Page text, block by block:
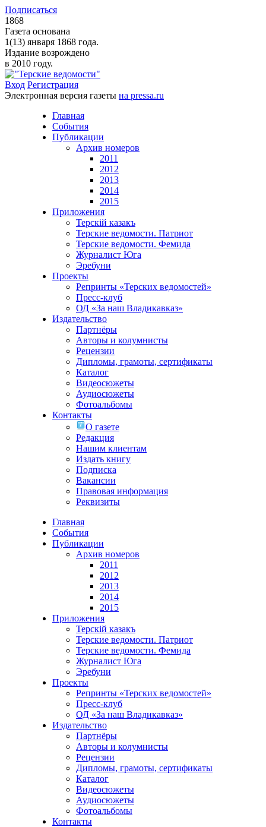
Подписаться
1868
Газета основана
1(13) января 1868 года.
Издание возрождено
в 2010 году.
Вход Регистрация
Электронная версия газеты на pressa.ru
Главная
События
Публикации
Архив номеров
2011
2012
2013
2014
2015
Приложения
Терскiй казакъ
Терские ведомости. Патриот
Терские ведомости. Фемида
Журналист Юга
Эребуни
Проекты
Репринты «Терских ведомостей»
Пресс-клуб
ОД «За наш Владикавказ»
Издательство
Партнёры
Авторы и колумнисты
Рецензии
Дипломы, грамоты, сертификаты
Каталог
Видеосюжеты
Аудиосюжеты
Фотоальбомы
Контакты
О газете
Редакция
Нашим клиентам
Издать книгу
Подписка
Вакансии
Правовая информация
Реквизиты
Главная
События
Публикации
Архив номеров
2011
2012
2013
2014
2015
Приложения
Терскiй казакъ
Терские ведомости. Патриот
Терские ведомости. Фемида
Журналист Юга
Эребуни
Проекты
Репринты «Терских ведомостей»
Пресс-клуб
ОД «За наш Владикавказ»
Издательство
Партнёры
Авторы и колумнисты
Рецензии
Дипломы, грамоты, сертификаты
Каталог
Видеосюжеты
Аудиосюжеты
Фотоальбомы
Контакты